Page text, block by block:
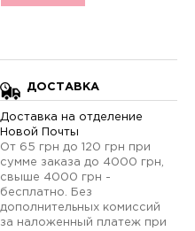
ДОСТАВКА
Доставка на отделение
Новой Почты
От 65 грн до 120 грн при
сумме заказа до 4000 грн,
свыше 4000 грн -
бесплатно. Без
дополнительных комиссий
за наложенный платеж при